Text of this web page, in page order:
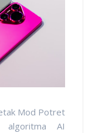
Mod Potret
algoritma AI